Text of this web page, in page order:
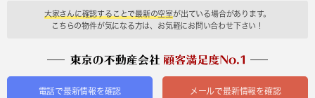
大家さんに確認することで最新の空室が出ている場合があります。
こちらの物件が気になる方は、お気軽にお問い合わせ下さい！
電話で最新情報を確認 メールで最新情報を確認